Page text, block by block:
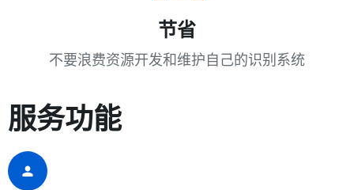
节省
不要浪费资源开发和维护自己的识别系统
服务功能